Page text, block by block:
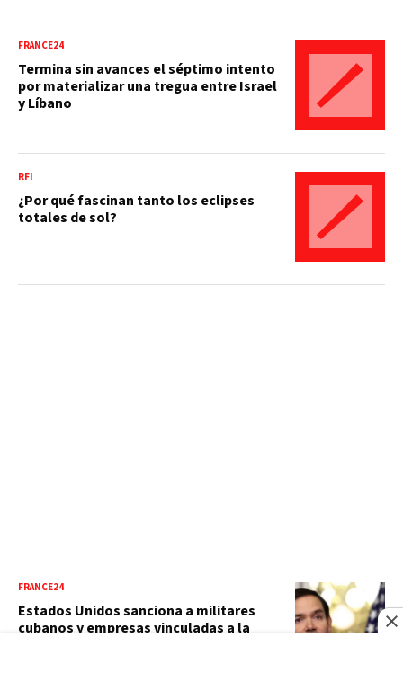
FRANCE24
Termina sin avances el séptimo intento
por materializar una tregua entre Israel
y Líbano
RFI
¿Por qué fascinan tanto los eclipses
totales de sol?
FRANCE24
Estados Unidos sanciona a militares
cubanos y empresas vinculadas a la